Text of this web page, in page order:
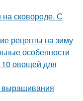
на сковороде. С
рецепты на зиму
особенности
овощей для
выращивания